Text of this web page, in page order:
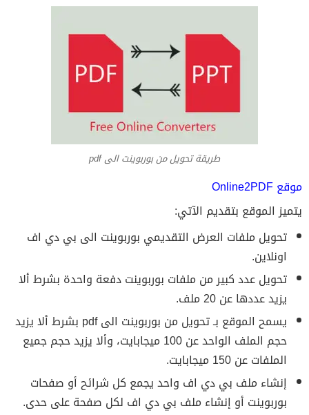
طريقة تحويل من بوربوينت الى pdf
موقع Online2PDF
يتميز الموقع بتقديم الآتي:
تحويل ملفات العرض التقديمي بوربوينت الى بي دي اف
اونلاين.
تحويل عدد كبير من ملفات بوربوينت دفعة واحدة بشرط ألا
يزيد عددها عن 20 ملف.
يسمح الموقع بـ تحويل من بوربوينت الى pdf بشرط ألا يزيد
حجم الملف الواحد عن 100 ميجابايت، وألا يزيد حجم جميع
الملفات عن 150 ميجابايت.
إنشاء ملف بي دي اف واحد يجمع كل شرائح أو صفحات
بوربوينت أو إنشاء ملف بي دي اف لكل صفحة على حدى.